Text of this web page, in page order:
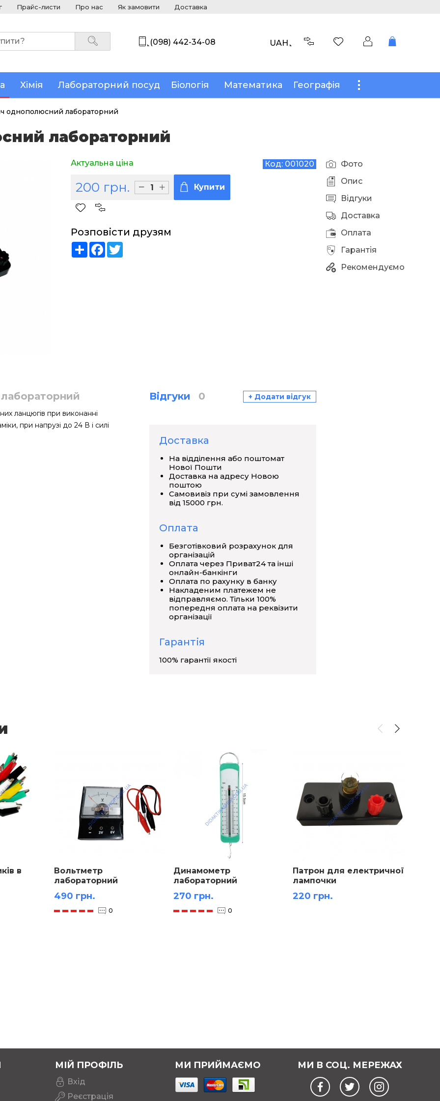
Прайс-листи Про нас Як замовити Доставка
(098) 442-34-08 UAH
Хімія Лабораторний посуд Біологія Математика Географія
однополюсний лабораторний
лабораторний
Фото
Опис
Відгуки
Доставка
Оплата
Гарантія
Рекомендуємо
Код: 001020
Актуальна ціна
200 грн. Купити
Розповісти друзям
ShareFacebook
ланцюгів при виконанні
при напрузі до 24 В і силі
перемикач з рукояткою,
Відгуки 0 + Додати відгук
Доставка
На відділення або поштомат
Нової Пошти
Доставка на адресу Новою
поштою
Самовивіз при сумі замовлення
від 15000 грн.
Оплата
Безготівковий розрахунок для
організацій
Оплата через Приват24 та інші
онлайн-банкінги
Оплата по рахунку в банку
Накладеним платежем не
відправляємо. Тільки 100%
попередня оплата на реквізити
організації
Гарантія
100% гарантії якості
в
Вольтметр
лабораторний
490 грн.
0
Динамометр
лабораторний
планшетний
270 грн.
0
Патрон для електричної
лампочки
220 грн.
МІЙ ПРОФІЛЬ
Вхід
Реєстрація
МИ ПРИЙМАЄМО МИ В СОЦ. МЕРЕЖАХ